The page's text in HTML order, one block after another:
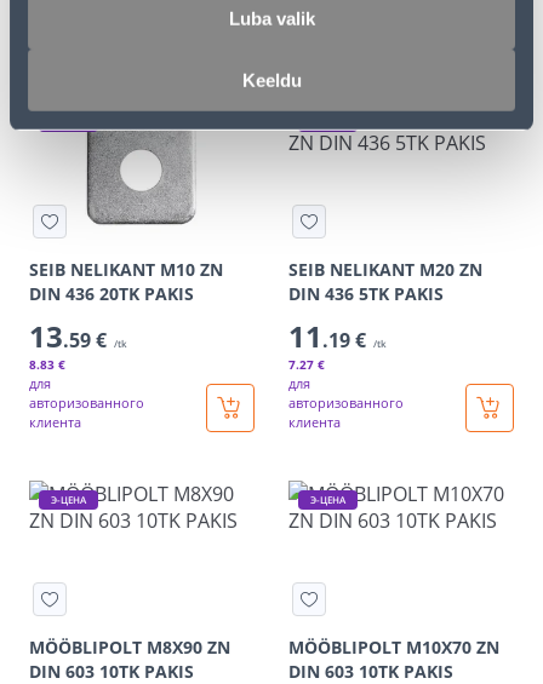
Luba valik
Keeldu
клиента
авторизованного
SEIB NELIKANT M10 ZN
DIN 436 20TK PAKIS
13.59 € /tk
8.83 €
для
авторизованного
клиента
SEIB NELIKANT M20 ZN
DIN 436 5TK PAKIS
11 .19 € /tk
7.27 €
для
авторизованного
клиента
Э-ЦЕНА
MÖÖBLIPOLT M8X90 ZN
DIN 603 10TK PAKIS
Э-ЦЕНА
MÖÖBLIPOLT M10X70 ZN
DIN 603 10TK PAKIS